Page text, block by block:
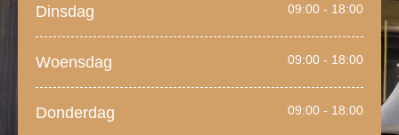
Dinsdag 09:00 - 18:00
Woensdag 09:00 - 18:00
Donderdag 09:00 - 18:00